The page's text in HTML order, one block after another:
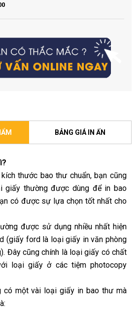
BẢNG GIÁ IN ẤN
thước bao thư chuẩn, bạn cũng
giấy thường được dùng để in bao
có được sự lựa chọn tốt nhất cho
được sử dụng nhiều nhất hiện
(giấy ford là loại giấy in văn phòng
Đây cũng chính là loại giấy có chất
loại giấy ở các tiệm photocopy
có một vài loại giấy in bao thư mà